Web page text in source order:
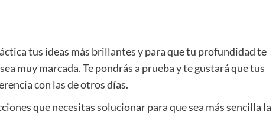
tus ideas más brillantes y para que tu profundidad te
muy marcada. Te pondrás a prueba y te gustará que tus
con las de otros días.
que necesitas solucionar para que sea más sencilla la